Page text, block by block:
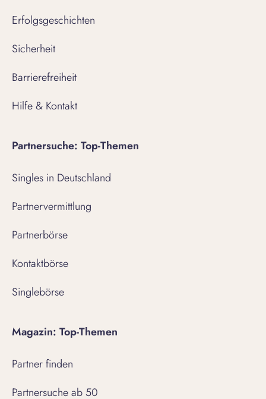
Erfolgsgeschichten
Sicherheit
Barrierefreiheit
Hilfe & Kontakt
Partnersuche: Top-Themen
Singles in Deutschland
Partnervermittlung
Partnerbörse
Kontaktbörse
Singlebörse
Magazin: Top-Themen
Partner finden
Partnersuche ab 50